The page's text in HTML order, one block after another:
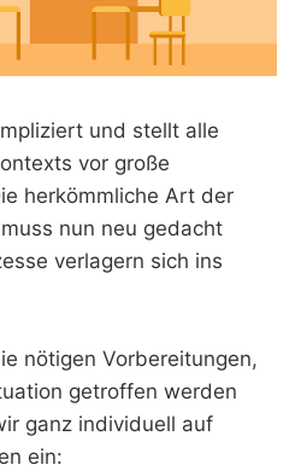
und stellt alle
vor große
herkömmliche Art der
nun neu gedacht
verlagern sich ins
nötigen Vorbereitungen,
getroffen werden
ganz individuell auf
ein: